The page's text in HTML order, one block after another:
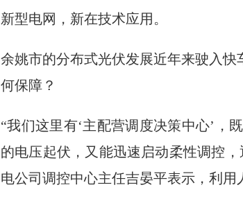
新型电网，新在技术应用。
余姚市的分布式光伏发展近年来驶入
何保障？
“我们这里有‘主配营调度决策中心’，
的电压起伏，又能迅速启动柔性调控
电公司调控中心主任吉晏平表示，利用